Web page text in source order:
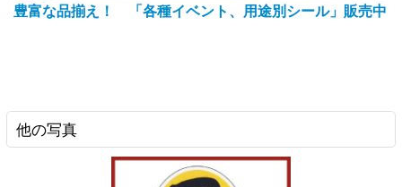
豊富な品揃え！ 「各種イベント、用途別シール」販売中
他の写真